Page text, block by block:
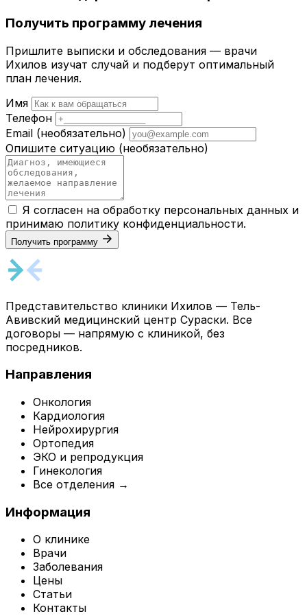
Получить программу лечения
Пришлите выписки и обследования — врачи
Ихилов изучат случай и подберут оптимальный
план лечения.
Имя
Телефон
Email (необязательно)
Опишите ситуацию (необязательно)
Я согласен на обработку персональных данных и
принимаю политику конфиденциальности.
Получить программу
Представительство клиники Ихилов — Тель-
Авивский медицинский центр Сураски. Все
договоры — напрямую с клиникой, без
посредников.
Направления
Онкология
Кардиология
Нейрохирургия
Ортопедия
ЭКО и репродукция
Гинекология
Все отделения →
Информация
О клинике
Врачи
Заболевания
Цены
Статьи
Контакты